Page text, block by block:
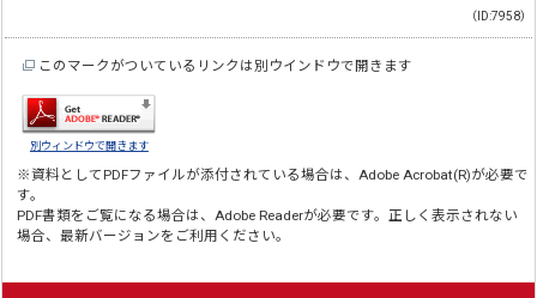
（ID:7958）
このマークがついているリンクは別ウインドウで開きます
別ウィンドウで開きます
※資料としてPDFファイルが添付されている場合は、Adobe Acrobat(R)が必要で
す。
PDF書類をご覧になる場合は、Adobe Readerが必要です。正しく表示されない
場合、最新バージョンをご利用ください。